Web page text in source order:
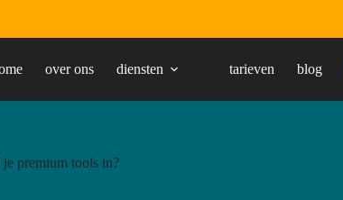
over ons diensten tarieven blog
premium tools in?